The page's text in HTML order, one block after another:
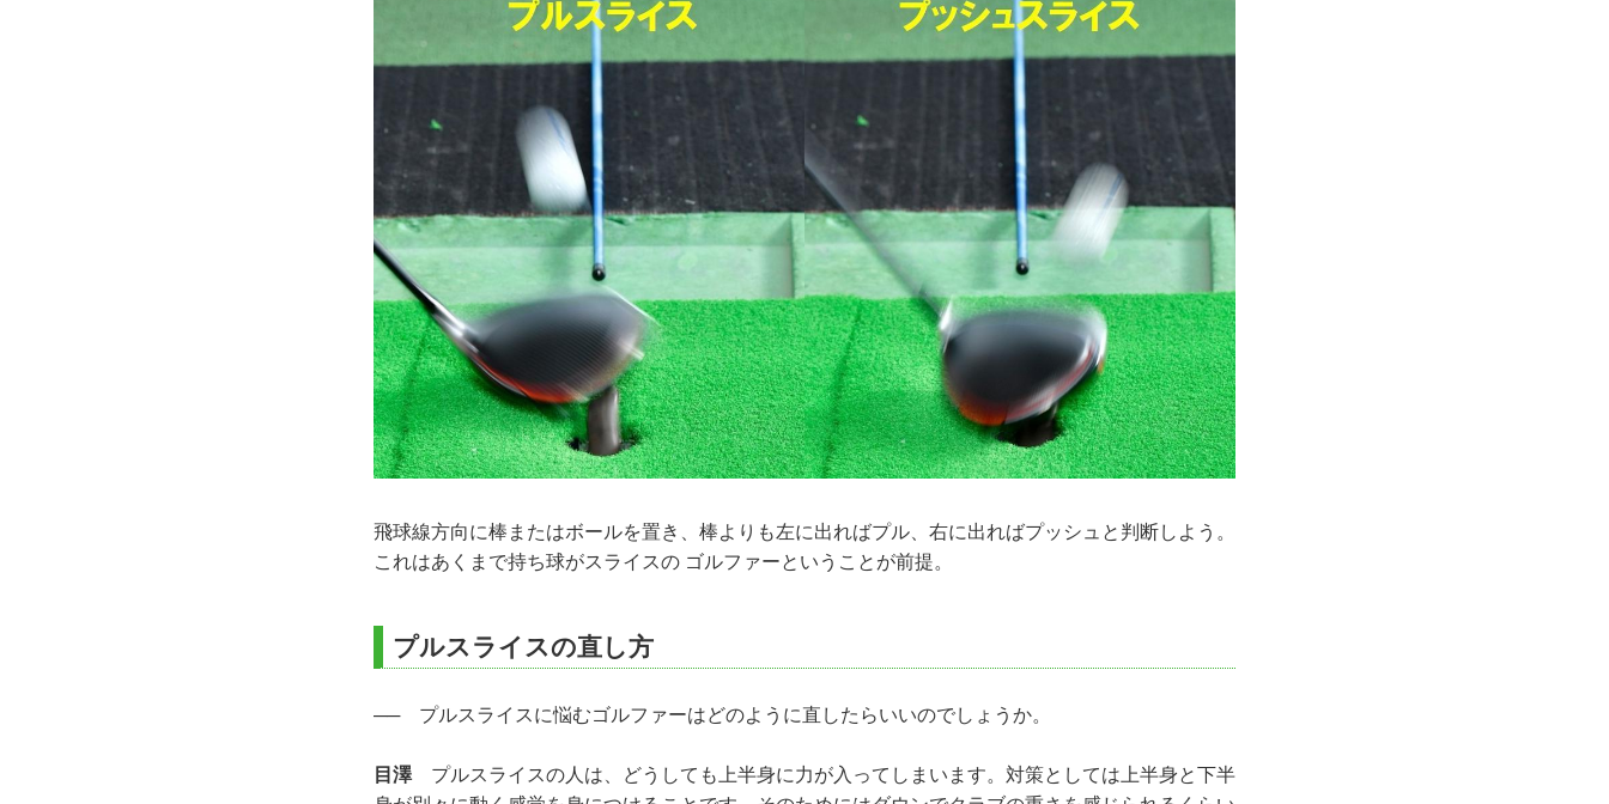
飛球線方向に棒またはボールを置き、棒よりも左に出ればプル、右に出ればプッシュと判断しよう。
これはあくまで持ち球がスライスの ゴルファーということが前提。
プルスライスの直し方
── プルスライスに悩むゴルファーはどのように直したらいいのでしょうか。
目澤プルスライスの人は、どうしても上半身に力が入ってしまいます。対策としては上半身と下半